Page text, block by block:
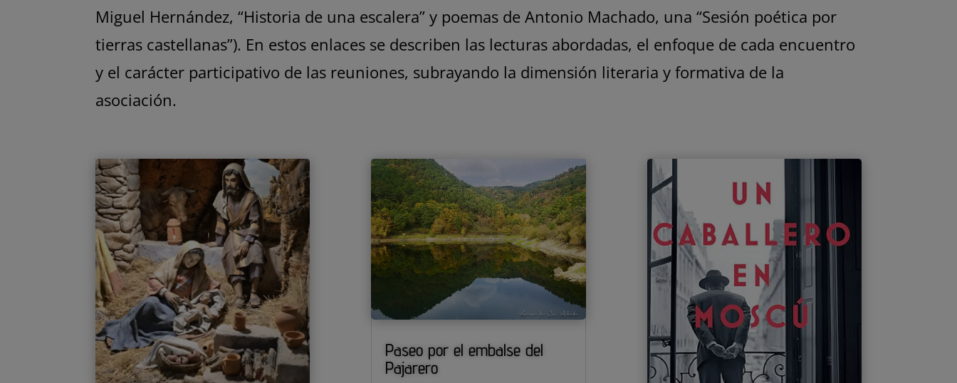
Miguel Hernández, “Historia de una escalera” y poemas de Antonio Machado, una “Sesión poética por
tierras castellanas”). En estos enlaces se describen las lecturas abordadas, el enfoque de cada encuentro
y el carácter participativo de las reuniones, subrayando la dimensión literaria y formativa de la
asociación.
Paseo por el embalse del
Pajarero